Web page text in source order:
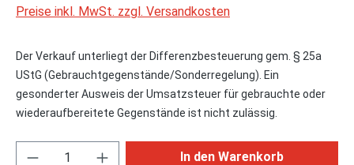
Preise inkl. MwSt. zzgl. Versandkosten
Der Verkauf unterliegt der Differenzbesteuerung gem. § 25a
UStG (Gebrauchtgegenstände/Sonderregelung). Ein
gesonderter Ausweis der Umsatzsteuer für gebrauchte oder
wiederaufbereitete Gegenstände ist nicht zulässig.
Produkt Anzahl: Gib den gewünschten
In den Warenkorb